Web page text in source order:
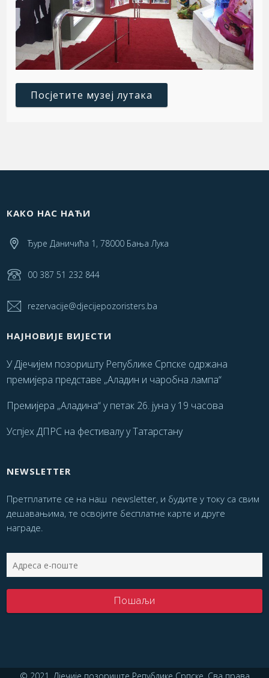
Посјетите музеј лутака
КАКО НАС НАЋИ
Ђуре Даничића 1, 78000 Бања Лука
00 387 51 232 844
rezervacije@djecijepozoristers.ba
НАЈНОВИЈЕ ВИЈЕСТИ
У Дјечијем позоришту Републике Српске одржана
премијера представе „Аладин и чаробна лампа“
Премијера „Аладина“ у петак 26. јуна у 19 часова
Успјех ДПРС на фестивалу у Татарстану
NEWSLETTER
Претплатите се на наш newsletter, и будите у току са свим
дешавањима, те освојите бесплатне карте и друге
награде.